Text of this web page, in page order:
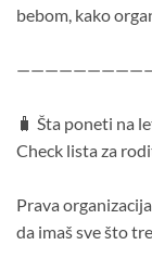
bebom, kako
🧳 Šta poneti na
Check lista za
Prava
da imaš sve što